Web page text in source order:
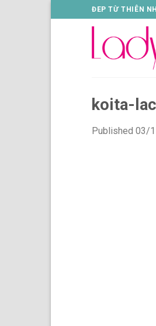
to
ĐEP TỪ THIÊN
koita-
Published 03/